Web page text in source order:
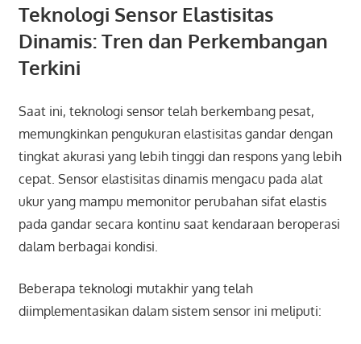
Teknologi Sensor Elastisitas
Dinamis: Tren dan Perkembangan
Terkini
Saat ini, teknologi sensor telah berkembang pesat,
memungkinkan pengukuran elastisitas gandar dengan
tingkat akurasi yang lebih tinggi dan respons yang lebih
cepat. Sensor elastisitas dinamis mengacu pada alat
ukur yang mampu memonitor perubahan sifat elastis
pada gandar secara kontinu saat kendaraan beroperasi
dalam berbagai kondisi.
Beberapa teknologi mutakhir yang telah
diimplementasikan dalam sistem sensor ini meliputi: